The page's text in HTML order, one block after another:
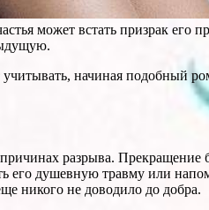
может встать призрак его
начиная подобный
разрыва.
его душевную травму или
никого не доводило до добра.